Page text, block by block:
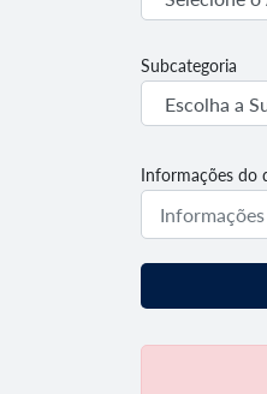
Subcategoria
Informações do